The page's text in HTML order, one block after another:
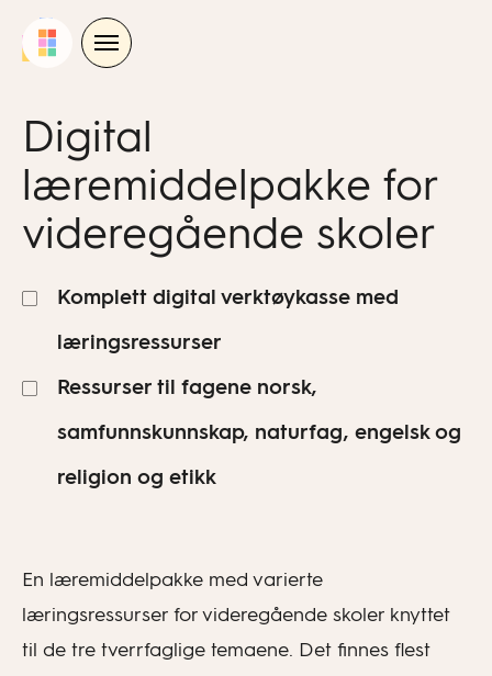
Digital
læremiddelpakke for
videregående skoler
Komplett digital verktøykasse med
læringsressurser
Ressurser til fagene norsk,
samfunnskunnskap, naturfag, engelsk og
religion og etikk
En læremiddelpakke med varierte
læringsressurser for videregående skoler knyttet
til de tre tverrfaglige temaene. Det finnes flest